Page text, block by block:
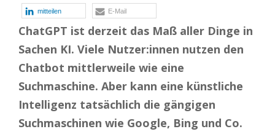
mitteilen E-Mail
ChatGPT ist derzeit das Maß aller Dinge in
Sachen KI. Viele Nutzer:innen nutzen den
Chatbot mittlerweile wie eine
Suchmaschine. Aber kann eine künstliche
Intelligenz tatsächlich die gängigen
Suchmaschinen wie Google, Bing und Co.